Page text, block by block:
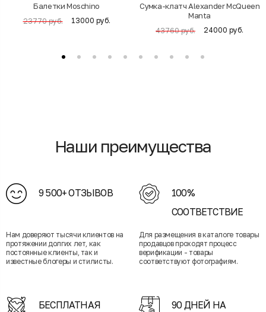
Балетки Moschino
23770 руб. 13000 руб.
Cумка-клатч Alexander McQueen
Manta
43760 руб. 24000 руб.
Наши преимущества
9 500+ ОТЗЫВОВ
Нам доверяют тысячи клиентов на
протяжении долгих лет, как
постоянные клиенты, так и
известные блогеры и стилисты.
100%
СООТВЕТСТВИЕ
Для размещения в каталоге товары
продавцов проходят процесс
верификации - товары
соответствуют фотографиям.
БЕСПЛАТНАЯ
90 ДНЕЙ НА